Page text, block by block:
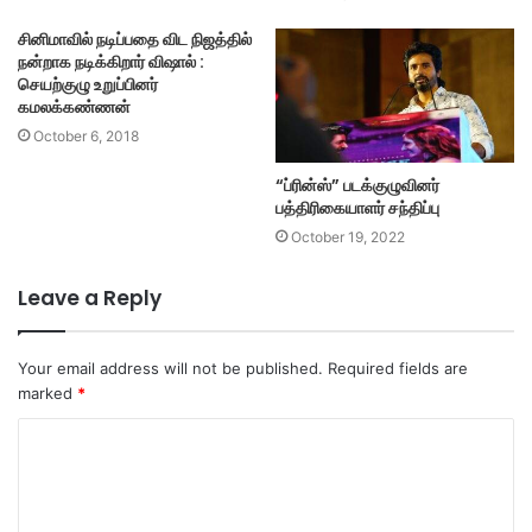
சினிமாவில் நடிப்பதை விட நிஜத்தில்
நன்றாக நடிக்கிறார் விஷால் :
செயற்குழு உறுப்பினர்
கமலக்கண்ணன்
October 6, 2018
“ப்ரின்ஸ்” படக்குழுவினர்
பத்திரிகையாளர் சந்திப்பு
October 19, 2022
Leave a Reply
Your email address will not be published. Required fields are
marked *